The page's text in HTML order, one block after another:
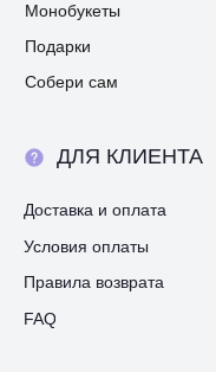
Собери сам
Подарки
Монобукеты
Доставка и оплата
Условия оплаты
ДЛЯ КЛИЕНТА
FAQ
Правила возврата